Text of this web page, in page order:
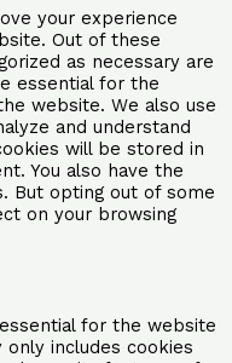
your experience
Out of these
as necessary are
essential for the
website. We also use
and understand
will be stored in
You also have the
But opting out of some
on your browsing
for the website
includes cookies